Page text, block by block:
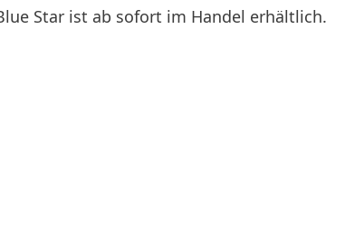
Star ist ab sofort im Handel erhältlich.